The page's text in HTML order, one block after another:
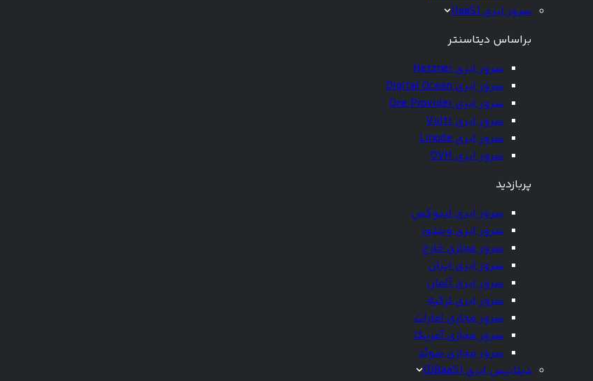
سرور ابری (IaaS)
براساس دیتاسنتر
سرور ابری Hetzner
سرور ابری Digital Ocean
سرور ابری One Provider
سرور ابری Vultr
سرور ابری Linode
سرور ابری OVH
پربازدید
سرور ابری لینوکس
سرور ابری ویندوز
سرور مجازی خارج
سرور ابری ایران
سرور ابری آلمان
سرور ابری ترکیه
سرور مجازی امارات
سرور مجازی آمریکا
سرور مجازی سوئد
دیتابیس ابری (DBaaS)